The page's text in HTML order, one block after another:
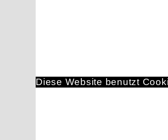
Diese Website benutzt